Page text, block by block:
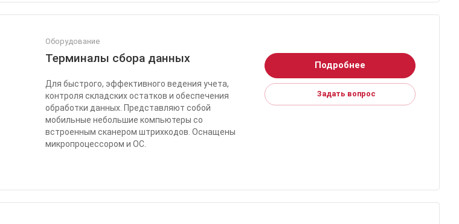
Оборудование
Терминалы сбора данных
Для быстрого, эффективного ведения учета,
контроля складских остатков и обеспечения
обработки данных. Представляют собой
мобильные небольшие компьютеры со
встроенным сканером штрихкодов. Оснащены
микропроцессором и ОС.
Подробнее
Задать вопрос